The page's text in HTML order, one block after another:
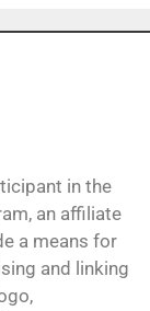
in the
an affiliate
a means for
and linking